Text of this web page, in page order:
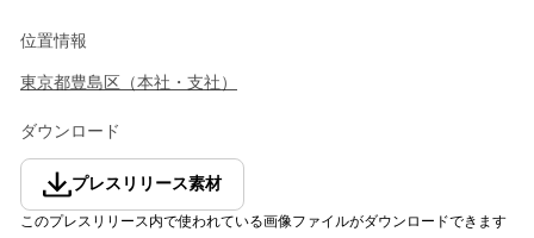
位置情報
東京都豊島区 （本社・支社 ）
ダウンロード
プレスリリース素材
このプレスリリース内で使われている画像ファイルがダウンロードできます